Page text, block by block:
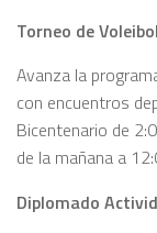
Torneo de
Avanza la
con encuentros
Bicentenario de
de la mañana a
Diplomado